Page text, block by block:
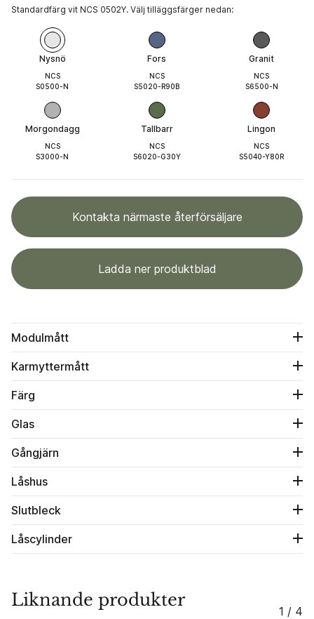
Standardfärg vit NCS 0502Y. Välj tilläggsfärger nedan:
Nysnö
NCS
S0500-N
Fors
NCS
S5020-R90B
Granit
NCS
S6500-N
Morgondagg
NCS
S3000-N
Tallbarr
NCS
S6020-G30Y
Lingon
NCS
S5040-Y80R
Kontakta närmaste återförsäljare
Ladda ner produktblad
Modulmått
Karmyttermått
Färg
Glas
Gångjärn
Låshus
Slutbleck
Låscylinder
Liknande produkter
1 / 4